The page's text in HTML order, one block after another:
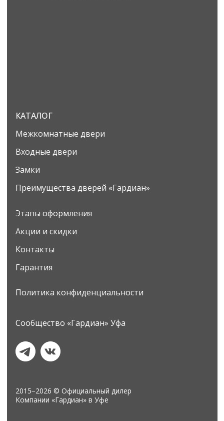
Политика конфиденциальности
Этапы оформления
Преимущества дверей «Гардиан»
Гарантия
Контакты
Сообщество «Гардиан» Уфа
Акции и скидки
КАТАЛОГ
Замки
Входные двери
Межкомнатные двери
2015−2026 © Официальный дилер
Компании «Гардиан» в Уфе